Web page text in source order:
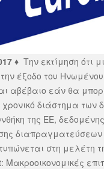
♦ Την εκτίμηση ότι
έξοδο του
αβέβαιο εάν θα
χρονικό διάστημα των
της ΕΕ,
διαπραγματεύσεων
στη μελέτη
Μακροοικονομικές